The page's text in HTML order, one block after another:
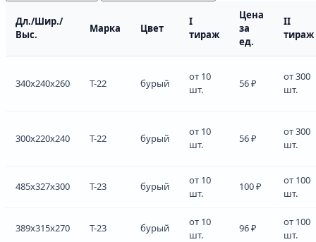
Дл./Шир./
Выс.
Марка Цвет
I
тираж
Цена
за
ед.
II
тираж
340x240x260 Т-22 бурый
от 10
шт.
56 ₽
от 300
шт.
300x220x240 Т-22 бурый
от 10
шт.
56 ₽
от 300
шт.
485x327x300 Т-23 бурый
от 10
шт.
100 ₽
от 100
шт.
389x315x270 Т-23 бурый
от 10
шт.
96 ₽
от 100
шт.